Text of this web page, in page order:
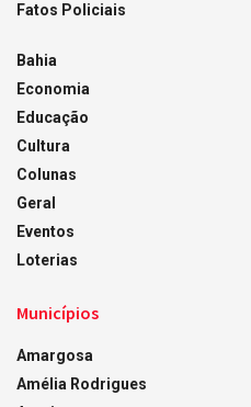
Fatos Policiais
Bahia
Economia
Educação
Cultura
Colunas
Geral
Eventos
Loterias
Municípios
Amargosa
Amélia Rodrigues